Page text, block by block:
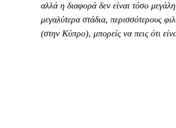
αλλά η διαφορά δεν είναι τόσο
μεγαλύτερα στάδια, περισσότερους
(στην Κύπρο), μπορείς να πεις ότι